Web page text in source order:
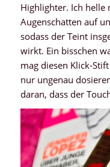
Highlighter. Ich
Augenschatten auf
sodass der Teint
wirkt. Ein bisschen
mag diesen Klick-
nur ungenau
daran, dass der